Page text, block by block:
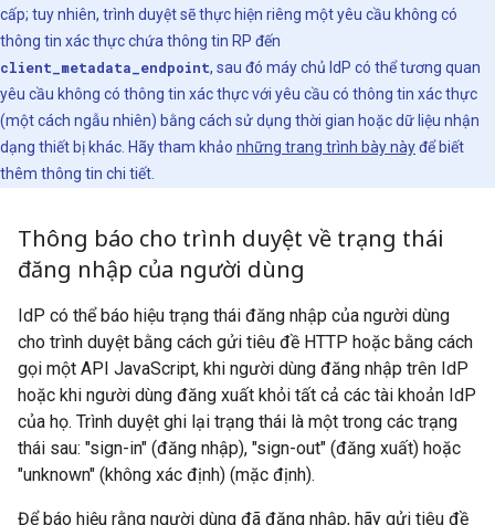
cấp; tuy nhiên, trình duyệt sẽ thực hiện riêng một yêu cầu không có
thông tin xác thực chứa thông tin RP đến
client_metadata_endpoint, sau đó máy chủ IdP có thể tương quan
yêu cầu không có thông tin xác thực với yêu cầu có thông tin xác thực
(một cách ngẫu nhiên) bằng cách sử dụng thời gian hoặc dữ liệu nhận
dạng thiết bị khác. Hãy tham khảo những trang trình bày nàyđể biết
thêm thông tin chi tiết.
Thông báo cho trình duyệt về trạng thái
đăng nhập của người dùng
IdP có thể báo hiệu trạng thái đăng nhập của người dùng
cho trình duyệt bằng cách gửi tiêu đề HTTP hoặc bằng cách
gọi một API JavaScript, khi người dùng đăng nhập trên IdP
hoặc khi người dùng đăng xuất khỏi tất cả các tài khoản IdP
của họ. Trình duyệt ghi lại trạng thái là một trong các trạng
thái sau: "sign-in" (đăng nhập), "sign-out" (đăng xuất) hoặc
"unknown" (không xác định) (mặc định).
Để báo hiệu rằng người dùng đã đăng nhập, hãy gửi tiêu đề